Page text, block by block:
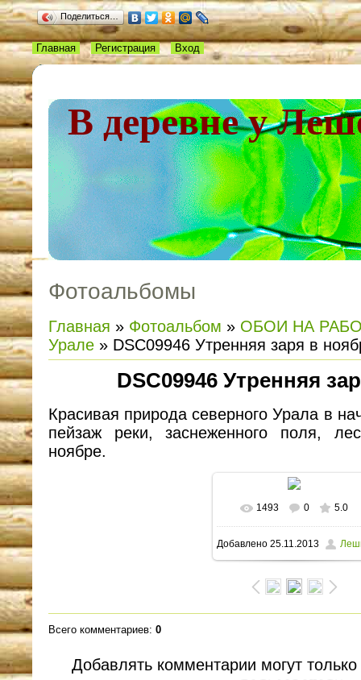
Поделиться…
В деревне у
Главная Регистрация Вход
Фотоальбомы
Главная » Фотоальбом » ОБОИ НА
Урале » DSC09946 Утренняя заря в
DSC09946 Утренняя
Красивая природа северного Урала в
пейзаж реки, заснеженного поля,
ноябре.
В реальном размере
1600x1066/ 160.7Kb
1493 0 5.0
Добавлено 25.11.2013
Всего комментариев: 0
Добавлять комментарии могут